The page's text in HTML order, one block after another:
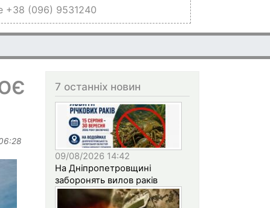
+38 (096) 9531240
7 останніх новин
09/08/2026 14:42
На Дніпропетровщині
заборонять вилов раків